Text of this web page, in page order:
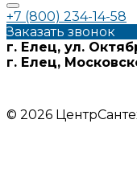
+7 (800) 234-14-58
Заказать звонок
г. Елец, ул.
г. Елец,
© 2026